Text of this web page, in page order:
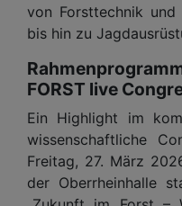
von Forsttechnik und
bis hin zu
FORST live
Ein Highlight im
wissenschaftliche
Freitag, 27. März
der Oberrheinhalle